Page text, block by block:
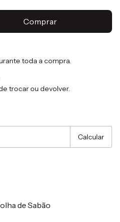
toda a compra.
trocar ou devolver.
Calcular
de Sabão